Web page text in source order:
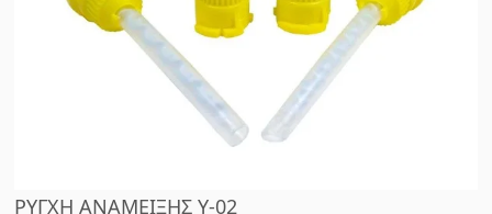
ΡΥΓΧΗ ΑΝΑΜΕΙΞΗΣ Y-02